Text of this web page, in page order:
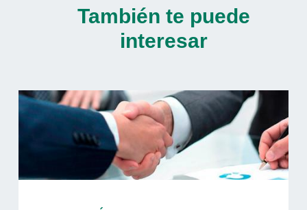
También te puede
interesar